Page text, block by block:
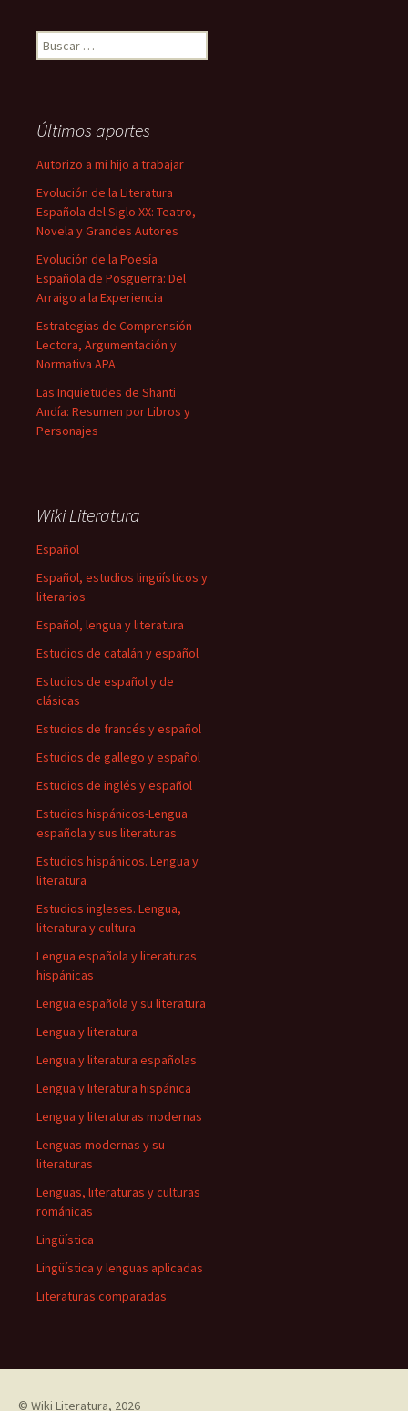
Buscar:
Últimos aportes
Autorizo a mi hijo a trabajar
Evolución de la Literatura
Española del Siglo XX: Teatro,
Novela y Grandes Autores
Evolución de la Poesía
Española de Posguerra: Del
Arraigo a la Experiencia
Estrategias de Comprensión
Lectora, Argumentación y
Normativa APA
Las Inquietudes de Shanti
Andía: Resumen por Libros y
Personajes
Wiki Literatura
Español
Español, estudios lingüísticos y
literarios
Español, lengua y literatura
Estudios de catalán y español
Estudios de español y de
clásicas
Estudios de francés y español
Estudios de gallego y español
Estudios de inglés y español
Estudios hispánicos-Lengua
española y sus literaturas
Estudios hispánicos. Lengua y
literatura
Estudios ingleses. Lengua,
literatura y cultura
Lengua española y literaturas
hispánicas
Lengua española y su literatura
Lengua y literatura
Lengua y literatura españolas
Lengua y literatura hispánica
Lengua y literaturas modernas
Lenguas modernas y su
literaturas
Lenguas, literaturas y culturas
románicas
Lingüística
Lingüística y lenguas aplicadas
Literaturas comparadas
© Wiki Literatura, 2026